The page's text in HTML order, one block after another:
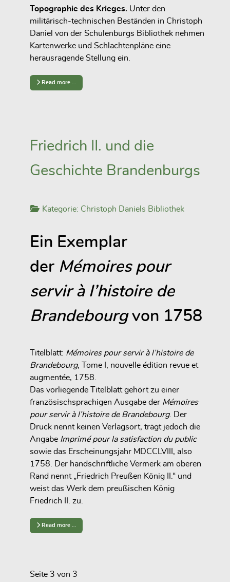
Topographie des Krieges. Unter den
militärisch-technischen Beständen in Christoph
Daniel von der Schulenburgs Bibliothek nehmen
Kartenwerke und Schlachtenpläne eine
herausragende Stellung ein.
Read more …
Friedrich II. und die
Geschichte Brandenburgs
Kategorie: Christoph Daniels Bibliothek
Ein Exemplar
der Mémoires pour
servir à l’histoire de
Brandebourgvon 1758
Titelblatt: Mémoires pour servir à l’histoire de
Brandebourg, Tome I, nouvelle édition revue et
augmentée, 1758.
Das vorliegende Titelblatt gehört zu einer
französischsprachigen Ausgabe der Mémoires
pour servir à l’histoire de Brandebourg. Der
Druck nennt keinen Verlagsort, trägt jedoch die
Angabe Imprimé pour la satisfaction du public
sowie das Erscheinungsjahr MDCCLVIII, also
1758. Der handschriftliche Vermerk am oberen
Rand nennt „Friedrich Preußen König II.“ und
weist das Werk dem preußischen König
Friedrich II. zu.
Read more …
Seite 3 von 3